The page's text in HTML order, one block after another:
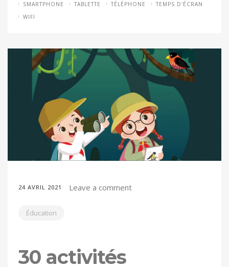
SMARTPHONE
TABLETTE TÉLÉPHONE
TEMPS D'ÉCRAN
WIFI
24 AVRIL 2021 Leave a comment
Éducation
30 activités